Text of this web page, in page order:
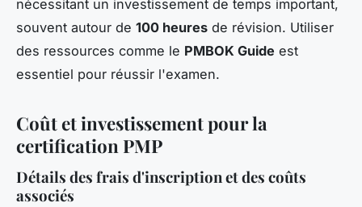
nécessitant un investissement de temps important,
souvent autour de 100 heures de révision. Utiliser
des ressources comme le PMBOK Guide est
essentiel pour réussir l'examen.
Coût et investissement pour la
certification PMP
Détails des frais d'inscription et des coûts
associés